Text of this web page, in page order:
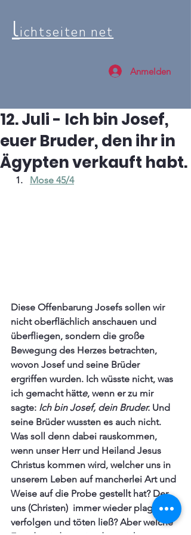
lichtseiten net
Anmelden
12. Juli - Ich bin Josef,
euer Bruder, den ihr in
Ägypten verkauft habt.
Mose 45/4
Diese Offenbarung Josefs sollen wir
nicht oberflächlich anschauen und
überfliegen, sondern die große
Bewegung des Herzes betrachten,
wovon Josef und seine Brüder
ergriffen wurden. Ich wüsste nicht, was
ich gemacht hätte, wenn er zu mir
sagte: Ich bin Josef, dein Bruder. Und
seine Brüder wussten es auch nicht.
Was soll denn dabei rauskommen,
wenn unser Herr und Heiland Jesus
Christus kommen wird, welcher uns in
unserem Leben auf mancherlei Art und
Weise auf die Probe gestellt hat? Der
uns (Christen)  immer wieder plagen,
verfolgen und töten ließ? Aber welche